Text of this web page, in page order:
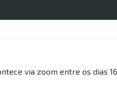
via zoom entre os dias